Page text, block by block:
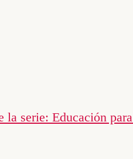
la serie: Educación